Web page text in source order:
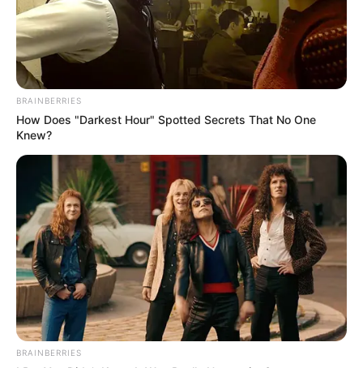
BRAINBERRIES
How Does "Darkest Hour" Spotted Secrets That No One
Knew?
BRAINBERRIES